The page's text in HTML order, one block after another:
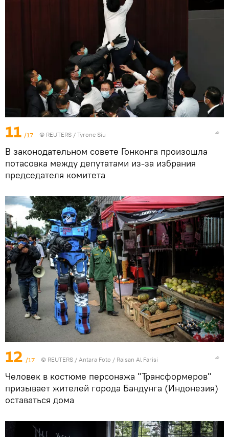
11 /17 © REUTERS / Tyrone Siu
В законодательном совете Гонконга произошла
потасовка между депутатами из-за избрания
председателя комитета
12 /17 © REUTERS / Antara Foto / Raisan Al Farisi
Человек в костюме персонажа "Трансформеров"
призывает жителей города Бандунга (Индонезия)
оставаться дома